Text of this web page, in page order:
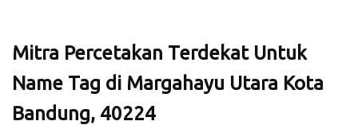
Mitra Percetakan Terdekat Untuk
Name Tag di Margahayu Utara Kota
Bandung, 40224